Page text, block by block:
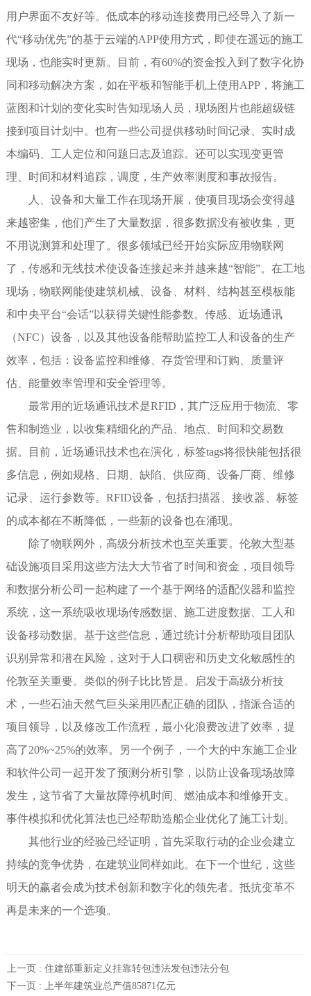
用户界面不友好等。低成本的移动连接费用已经导入了新一
代“移动优先”的基于云端的APP使用方式，即使在遥远的施工
现场，也能实时更新。目前，有60%的资金投入到了数字化协
同和移动解决方案，如在平板和智能手机上使用APP，将施工
蓝图和计划的变化实时告知现场人员，现场图片也能超级链
接到项目计划中。也有一些公司提供移动时间记录、实时成
本编码、工人定位和问题日志及追踪。还可以实现变更管
理、时间和材料追踪，调度，生产效率测度和事故报告。
人、设备和大量工作在现场开展，使项目现场会变得越
来越密集，他们产生了大量数据，很多数据没有被收集，更
不用说测算和处理了。很多领域已经开始实际应用物联网
了，传感和无线技术使设备连接起来并越来越“智能”。在工地
现场，物联网能使建筑机械、设备、材料、结构甚至模板能
和中央平台“会话”以获得关键性能参数。传感、近场通讯
（NFC）设备，以及其他设备能帮助监控工人和设备的生产
效率，包括：设备监控和维修、存货管理和订购、质量评
估、能量效率管理和安全管理等。
最常用的近场通讯技术是RFID，其广泛应用于物流、零
售和制造业，以收集精细化的产品、地点、时间和交易数
据。目前，近场通讯技术也在演化，标签tags将很快能包括很
多信息，例如规格、日期、缺陷、供应商、设备厂商、维修
记录、运行参数等。RFID设备，包括扫描器、接收器、标签
的成本都在不断降低，一些新的设备也在涌现。
除了物联网外，高级分析技术也至关重要。伦敦大型基
础设施项目采用这些方法大大节省了时间和资金，项目领导
和数据分析公司一起构建了一个基于网络的适配仪器和监控
系统，这一系统吸收现场传感数据、施工进度数据、工人和
设备移动数据。基于这些信息，通过统计分析帮助项目团队
识别异常和潜在风险，这对于人口稠密和历史文化敏感性的
伦敦至关重要。类似的例子比比皆是。启发于高级分析技
术，一些石油天然气巨头采用匹配正确的团队，指派合适的
项目领导，以及修改工作流程，最小化浪费改进了效率，提
高了20%~25%的效率。另一个例子，一个大的中东施工企业
和软件公司一起开发了预测分析引擎，以防止设备现场故障
发生，这节省了大量故障停机时间、燃油成本和维修开支。
事件模拟和优化算法也已经帮助造船企业优化了施工计划。
其他行业的经验已经证明，首先采取行动的企业会建立
持续的竞争优势，在建筑业同样如此。在下一个世纪，这些
明天的赢者会成为技术创新和数字化的领先者。抵抗变革不
再是未来的一个选项。
上一页 : 住建部重新定义挂靠转包违法发包违法分包
下一页 : 上半年建筑业总产值85871亿元